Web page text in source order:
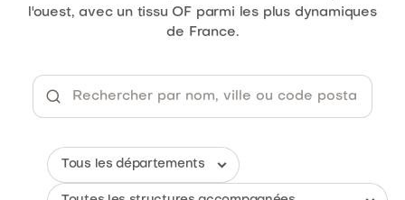
l'ouest, avec un tissu OF parmi les plus dynamiques
de France.